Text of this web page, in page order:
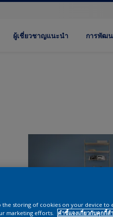
ผู้เชี่ยวชาญแนะนำ การพัฒน
the storing of cookies on your device to
marketing efforts.
คำชี้แจงเกี่ยวกับคุกกี้ส